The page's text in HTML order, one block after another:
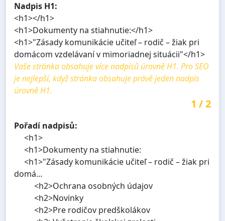
Nadpis H1:
<h1></h1>
<h1>Dokumenty na stiahnutie:</h1>
<h1>"Zásady komunikácie učiteľ – rodič – žiak pri
domácom vzdelávaní v mimoriadnej situácii"</h1>
Vaše stránka obsahuje více nadpisů úrovně H1. Pro SEO
je nejlepší, když stránka obsahuje právě jeden nadpis
úrovně H1.
1 /2
Pořadí nadpisů:
<h1>
<h1>Dokumenty na stiahnutie:
<h1>"Zásady komunikácie učiteľ – rodič – žiak pri
domá…
<h2>Ochrana osobných údajov
<h2>Novinky
<h2>Pre rodičov predškolákov